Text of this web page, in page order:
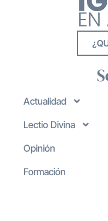
Actualidad
Lectio Divina
Opinión
Formación